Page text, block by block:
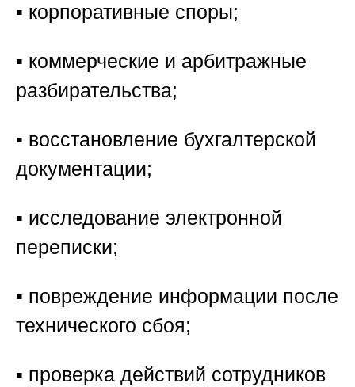
▪️ корпоративные споры;
▪️ коммерческие и арбитражные
разбирательства;
▪️ восстановление бухгалтерской
документации;
▪️ исследование электронной
переписки;
▪️ повреждение информации после
технического сбоя;
▪️ проверка действий сотрудников